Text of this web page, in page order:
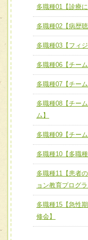
ユニット１
全人的医療
ける
ユニット２
必要に応じ
ユニット３
他職種の視
チーム01【
チーム02【
宅患者等支
チーム03【
チーム04【
チーム05【
チーム07【
チーム08【
チーム】
チーム09【
ム】
チーム10【
ーム】
多職種01【診療
多職種02【病歴
多職種03【フィ
多職種06【チー
多職種07【チー
多職種08【チー
ム】
多職種09【チー
多職種10【多職
多職種11【患者
ョン教育プログラ
多職種15【急性
修会】